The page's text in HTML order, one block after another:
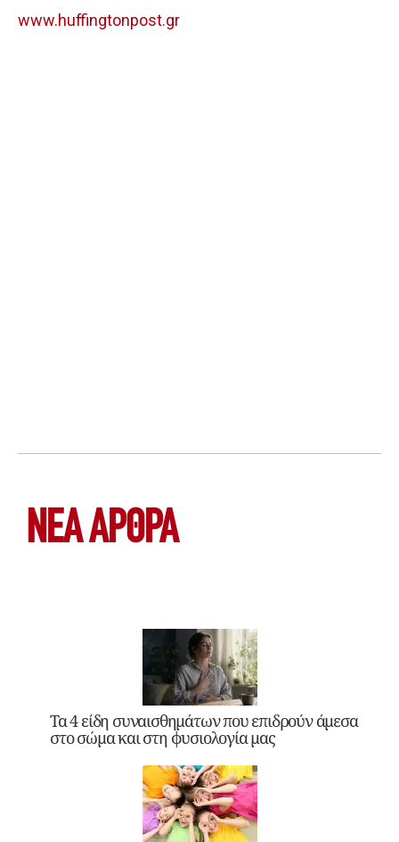
www.huffingtonpost.gr
ΝΕΑ ΆΡΘΡΑ
Τα 4 είδη συναισθημάτων που επιδρούν άμεσα
στο σώμα και στη φυσιολογία μας